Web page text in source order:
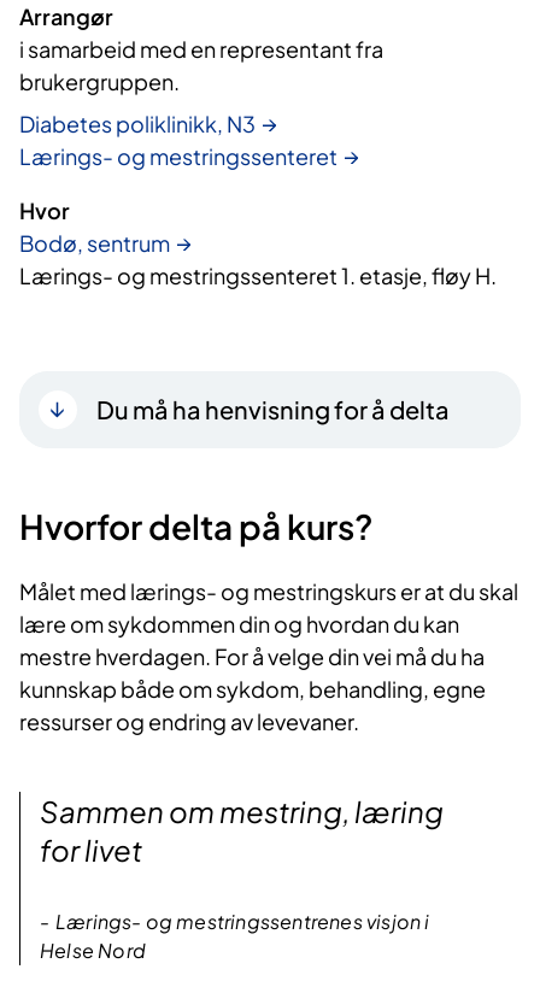
Arrangør
i samarbeid med en representant fra
brukergruppen.
Diabetes poliklinikk, N3
Lærings- og mestringssenteret
Hvor
Bodø, sentrum
Lærings- og mestringssenteret 1. etasje, fløy H.
Du må ha henvisning for å delta
Hvorfor delta på kurs?​
Målet med lærings- og mestringskurs er at du skal
lære om sykdommen din og hvordan du kan
mestre hverdagen. For å velge din vei må du ha
kunnskap både om sykdom, behandling, egne
ressurser og endring av levevaner.​​
Sammen om mestring, læring
for livet
Lærings- og mestringssentrenes visjon i
Helse Nord